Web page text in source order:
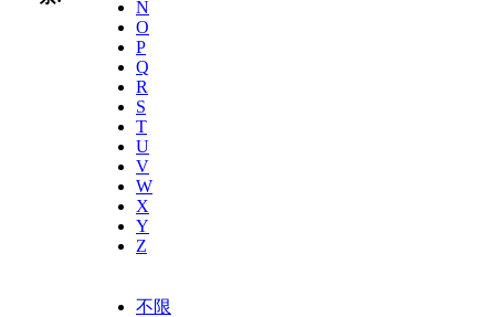
N
O
P
Q
R
S
T
U
V
W
X
Y
Z
不限